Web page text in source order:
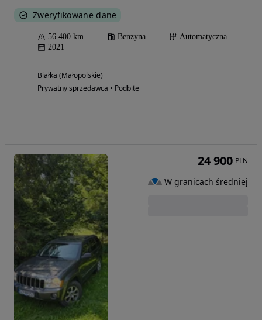
Zweryfikowane dane
56 400 km Benzyna
Automatyczna
2021
Białka (Małopolskie)
Prywatny sprzedawca • Podbite
24 900 PLN
W granicach średniej